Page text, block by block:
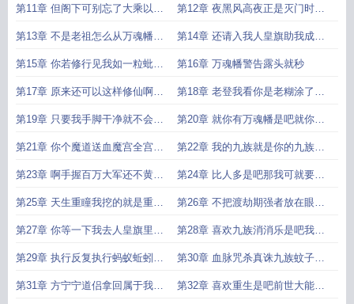
你已有 个人最讲道
第11章 但阁下可别忘了大乘以下
皆蝼蚁
第12章 夜黑风高夜正是灭门时一
个个都跟
第13章 不是老祖怎么从万魂幡里
面出来了啊
第14章 还请入我人皇旗助我成就
大道
第15章 你若修行见我如一粒蚍蜉
见青天输
第16章 万魂幡警告露头就秒
第17章 原来还可以这样修仙啊包
讲道理的
第18章 老登我看你是老糊涂了境
界之下我
第19章 只要我手脚干净就不会有
人发现活
第20章 就你有万魂幡是吧就你魔
道是吧
第21章 你个魔道送血魔宫全宫进
来与你团聚
第22章 我的九族就是你的九族多
少你说手
第23章 啊手握百万大军还不黄袍
加身他就
第24章 比人多是吧那我可就要关
门放众生平
第25章 天生重瞳我挖的就是重瞳
诛我九族
第26章 不把渡劫期强者放在眼里
诛你个十族
第27章 你等一下我去人皇旗里给
你找点东西
第28章 喜欢九族消消乐是吧我反
手一招大荒
第29章 执行反复执行蚂蚁蚯蚓都
给我炼成
第30章 血脉咒杀真诛九族蚊子来
了也要进
第31章 方宁宁道侣拿回属于我的 第32章 喜欢重生是吧前世大能是